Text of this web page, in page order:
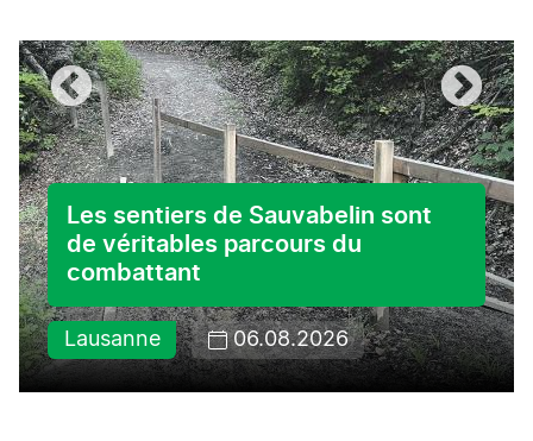
Les sentiers de Sauvabelin sont
de véritables parcours du
combattant
Lausanne 06.08.2026